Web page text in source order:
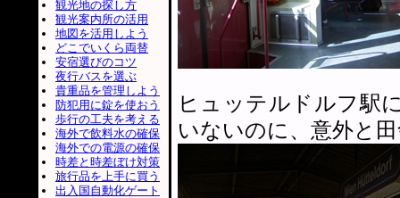
ヒュッテルドルフ駅
いないのに、意外と
観光地の探し方
観光案内所の活用
地図を活用しよう
どこでいくら両替
安宿選びのコツ
夜行バスを選ぶ
貴重品を管理しよう
防犯用に錠を使おう
歩行の工夫を考える
海外で飲料水の確保
海外での電源の確保
時差と時差ぼけ対策
旅行品を上手に買う
出入国自動化ゲート